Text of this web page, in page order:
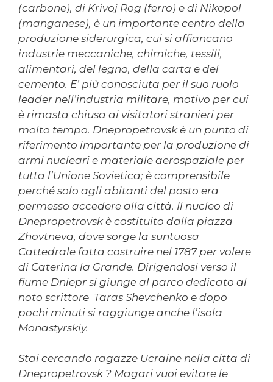
(carbone), di Krivoj Rog (ferro) e di Nikopol
(manganese), è un importante centro della
produzione siderurgica, cui si affiancano
industrie meccaniche, chimiche, tessili,
alimentari, del legno, della carta e del
cemento. E’ più conosciuta per il suo ruolo
leader nell’industria militare, motivo per cui
è rimasta chiusa ai visitatori stranieri per
molto tempo. Dnepropetrovsk è un punto di
riferimento importante per la produzione di
armi nucleari e materiale aerospaziale per
tutta l’Unione Sovietica; è comprensibile
perché solo agli abitanti del posto era
permesso accedere alla città. Il nucleo di
Dnepropetrovsk è costituito dalla piazza
Zhovtneva, dove sorge la suntuosa
Cattedrale fatta costruire nel 1787 per volere
di Caterina la Grande. Dirigendosi verso il
fiume Dniepr si giunge al parco dedicato al
noto scrittore Taras Shevchenko e dopo
pochi minuti si raggiunge anche l’isola
Monastyrskiy.
Stai cercando ragazze Ucraine nella citta di
Dnepropetrovsk ? Magari vuoi evitare le